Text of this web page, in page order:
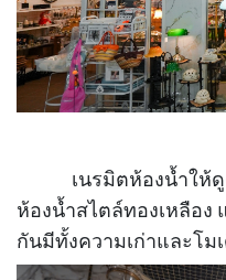
เนรมิตห้องน้ำให้
ห้องน้ำสไตล์ทองเหลือง
กันมีทั้งความเก่าและโม